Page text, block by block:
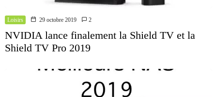
Loisirs 29 octobre 2019 2
NVIDIA lance finalement la Shield TV et la
Shield TV Pro 2019